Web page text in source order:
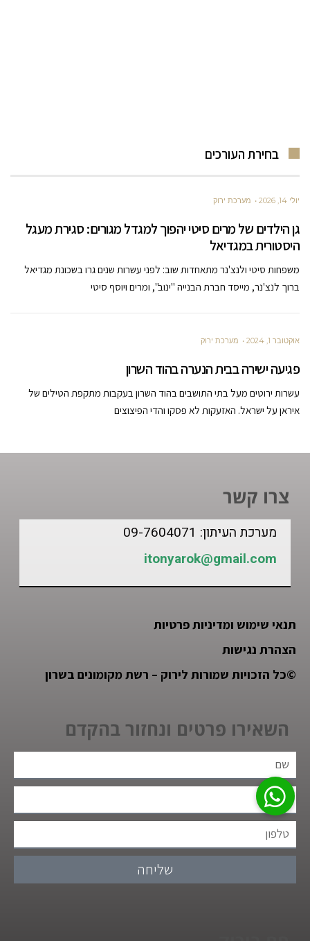
בחירת העורכים
יולי 14, 2026 מערכת ירוק
גן הילדים של מרים סיטי יהפוך למגדל מגורים: סגירת מעגל
היסטורית במגדיאל
משפחות סיטי ולנצ'נר מתאחדות שוב: לפני עשרות שנים גרו בשכונת מגדיאל
ברוך לנצ'נר, מייסד חברת הבנייה "ינוב", ומרים ויוסף סיטי
אוקטובר 1, 2024 מערכת ירוק
פגיעה ישירה בבית הנערה בהוד השרון
עשרות ירוטים מעל בתי התושבים בהוד השרון בעקבות מתקפת הטילים של
איראן על ישראל. האזעקות לא פסקו והדי הפיצוצים
צרו קשר
מערכת העיתון: 09-7604071
itonyarok@gmail.com
תנאי שימוש ומדיניות פרטיות
הצהרת נגישות
©כל הזכויות שמורות לירוק – רשת מקומונים בשרון
השאירו פרטים ונחזור בהקדם
שליחה